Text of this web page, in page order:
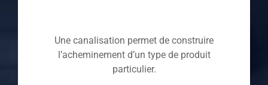
Une canalisation permet de construire
l’acheminement d’un type de produit
particulier.